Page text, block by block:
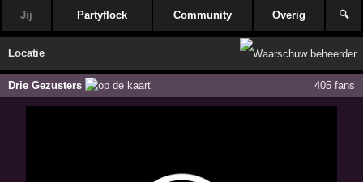
Jij Partyflock Community Overig 🔍
Locatie
Drie Gezusters 405 fans